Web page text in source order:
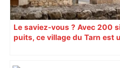
Le saviez-vous ? Avec 200
puits, ce village du Tarn est